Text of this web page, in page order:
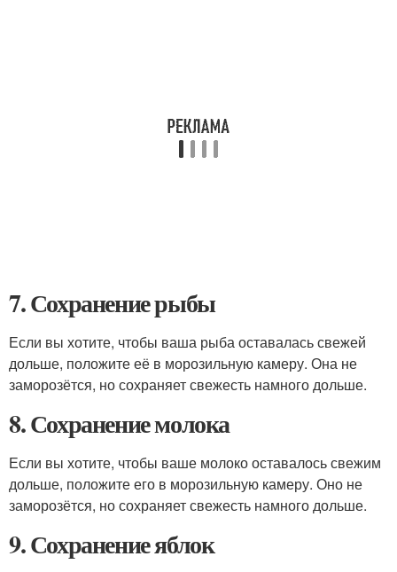
7. Сохранение рыбы
Если вы хотите, чтобы ваша рыба оставалась свежей
дольше, положите её в морозильную камеру. Она не
заморозётся, но сохраняет свежесть намного дольше.
8. Сохранение молока
Если вы хотите, чтобы ваше молоко оставалось свежим
дольше, положите его в морозильную камеру. Оно не
заморозётся, но сохраняет свежесть намного дольше.
9. Сохранение яблок